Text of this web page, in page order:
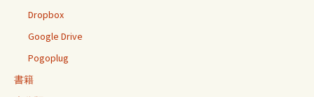
Dropbox
Google Drive
Pogoplug
書籍